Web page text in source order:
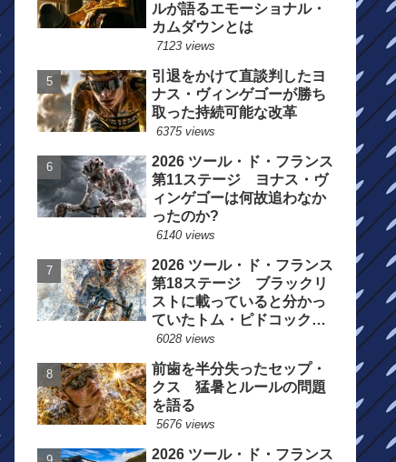
ルが語るエモーショナル・
カムダウンとは
7123 views
引退をかけて直談判したヨ
ナス・ヴィンゲゴーが勝ち
取った持続可能な改革
6375 views
2026 ツール・ド・フランス
第11ステージ ヨナス・ヴ
ィンゲゴーは何故追わなか
ったのか?
6140 views
2026 ツール・ド・フランス
第18ステージ ブラックリ
ストに載っていると分かっ
ていたトム・ピドコックは
総合順位死守に
6028 views
前歯を半分失ったセップ・
クス 猛暑とルールの問題
を語る
5676 views
2026 ツール・ド・フランス